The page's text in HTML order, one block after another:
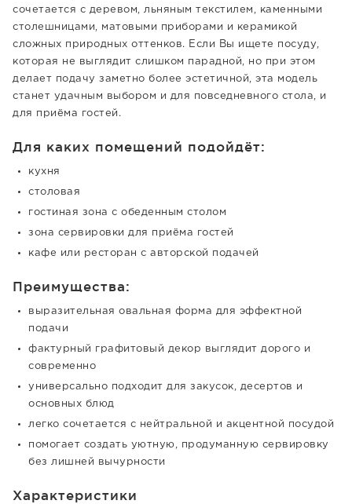
сочетается с деревом, льняным текстилем, каменными
столешницами, матовыми приборами и керамикой
сложных природных оттенков. Если Вы ищете посуду,
которая не выглядит слишком парадной, но при этом
делает подачу заметно более эстетичной, эта модель
станет удачным выбором и для повседневного стола, и
для приёма гостей.
Для каких помещений подойдёт:
кухня
столовая
гостиная зона с обеденным столом
зона сервировки для приёма гостей
кафе или ресторан с авторской подачей
Преимущества:
выразительная овальная форма для эффектной
подачи
фактурный графитовый декор выглядит дорого и
современно
универсально подходит для закусок, десертов и
основных блюд
легко сочетается с нейтральной и акцентной посудой
помогает создать уютную, продуманную сервировку
без лишней вычурности
Характеристики